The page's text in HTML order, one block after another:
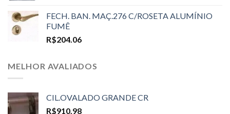
FECH. BAN. MAÇ.276 C/ROSETA ALUMÍNIO
FUMÊ
R$204.06
MELHOR AVALIADOS
CIL.OVALADO GRANDE CR
R$910.98